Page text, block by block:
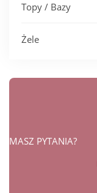
Topy / Bazy
Żele
MASZ PYTANIA?